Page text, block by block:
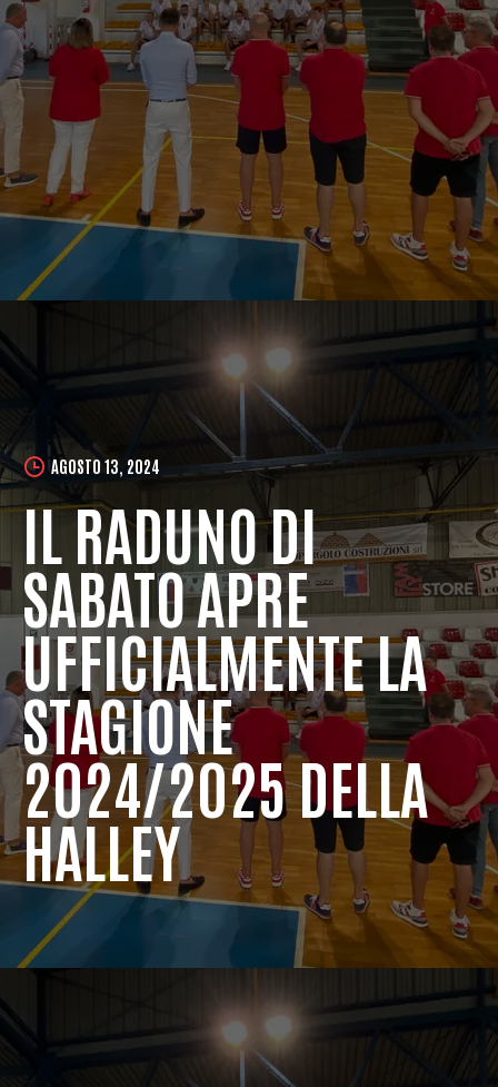
AGOSTO 13, 2024
IL RADUNO DI
SABATO APRE
UFFICIALMENTE LA
STAGIONE
2024/2025 DELLA
HALLEY